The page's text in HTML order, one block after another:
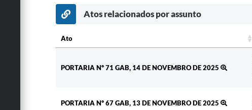
Atos relacionados por assunto
Ato
PORTARIA Nº 71 GAB, 14 DE NOVEMBRO DE 2025
PORTARIA Nº 67 GAB, 13 DE NOVEMBRO DE 2025